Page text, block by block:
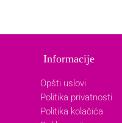
Informacije
Opšti uslovi
Politika privatnosti
Politika kolačića